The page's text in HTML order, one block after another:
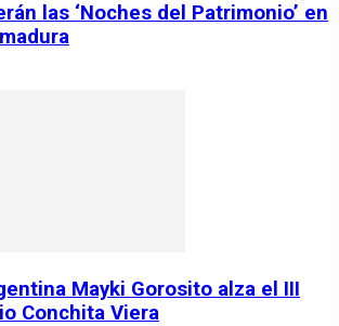
las ‘Noches del Patrimonio’ en
Mayki Gorosito alza el III
Conchita Viera